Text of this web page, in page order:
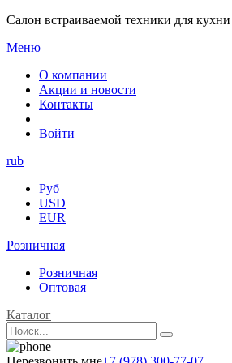
Салон встраиваемой техники для кухни
Меню
О компании
Акции и новости
Контакты
Войти
rub
Руб
USD
EUR
Розничная
Розничная
Оптовая
Каталог